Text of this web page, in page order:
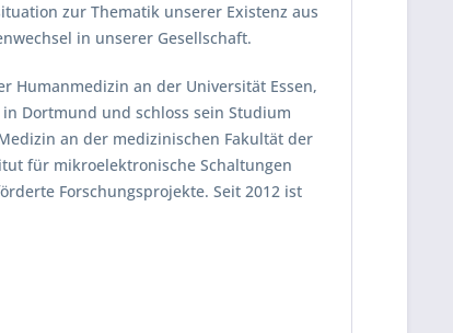
zur Thematik unserer Existenz aus
in unserer Gesellschaft.
Humanmedizin an der Universität Essen,
Dortmund und schloss sein Studium
an der medizinischen Fakultät der
für mikroelektronische Schaltungen
Forschungsprojekte. Seit 2012 ist